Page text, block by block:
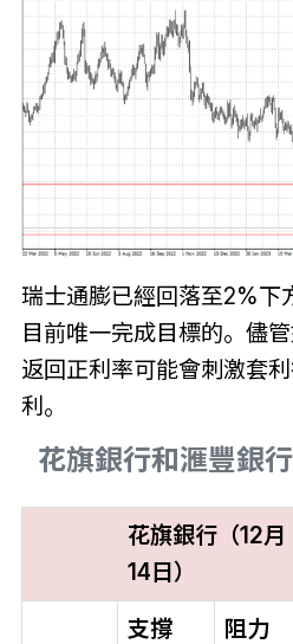
瑞士通膨已經回落至2%下
目前唯一完成目標的。儘
返回正利率可能會刺激套
利。
花旗銀行和滙豐銀
花旗銀行（12月
14日）
支撐
阻力